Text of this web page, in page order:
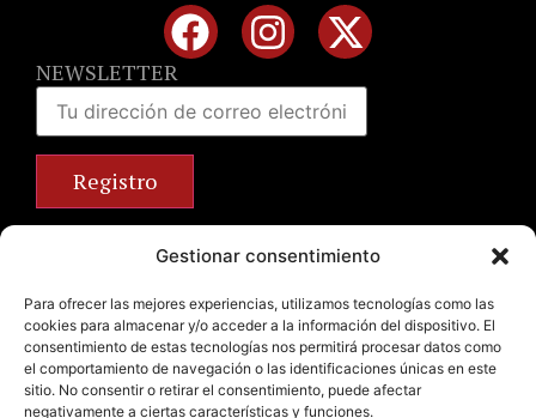
Gestionar consentimiento
Para ofrecer las mejores experiencias, utilizamos tecnologías como las
cookies para almacenar y/o acceder a la información del dispositivo. El
consentimiento de estas tecnologías nos permitirá procesar datos como
el comportamiento de navegación o las identificaciones únicas en este
sitio. No consentir o retirar el consentimiento, puede afectar
negativamente a ciertas características y funciones.
NEWSLETTER
+34 963 672 314
info@emilianobodega.com
Parking gratuito